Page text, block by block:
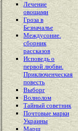
Лечение
овощами
Гроза в
Безначалье
Междусоние.
сборник
рассказов
Исповедь о
первой любви.
Приключенческая
повесть
Выборг
Волнолом
Тайный советник
Почтовые марки
Украины
Марш